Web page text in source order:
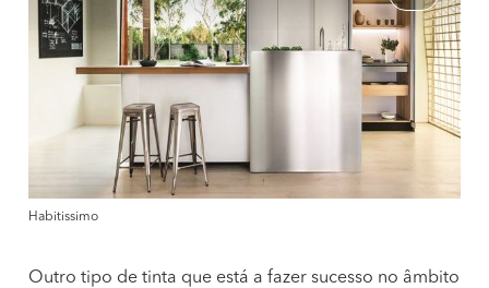
Habitissimo
Outro tipo de tinta que está a fazer sucesso no âmbito